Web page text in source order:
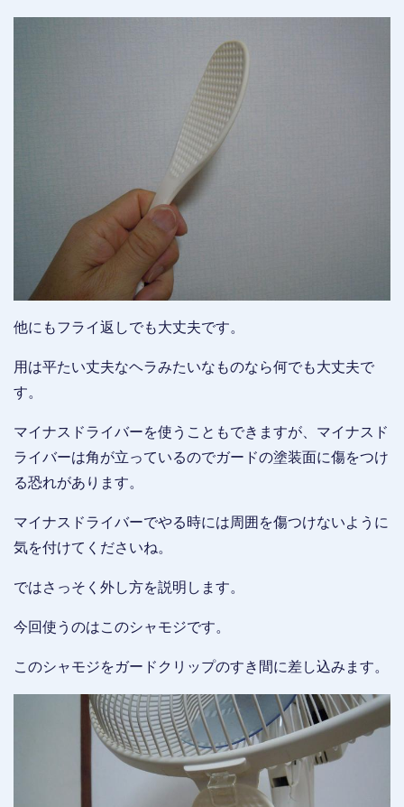
他にもフライ返しでも大丈夫です。
用は平たい丈夫なヘラみたいなものなら何でも大丈夫で
す。
マイナスドライバーを使うこともできますが、マイナスド
ライバーは角が立っているのでガードの塗装面に傷をつけ
る恐れがあります。
マイナスドライバーでやる時には周囲を傷つけないように
気を付けてくださいね。
ではさっそく外し方を説明します。
今回使うのはこのシャモジです。
このシャモジをガードクリップのすき間に差し込みます。